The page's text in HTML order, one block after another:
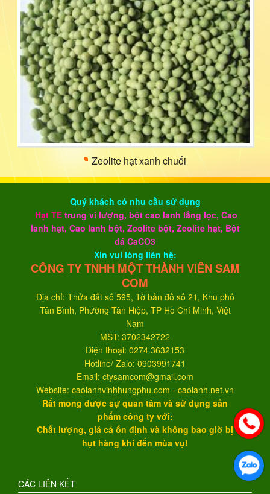
Zeolite hạt xanh chuối
Quý khách có nhu cầu sử dụng
Hạt TE trung vi lượng, bột cao lanh lắng lọc, Cao
lanh hạt, Cao lanh bột, Zeolite bột, Zeolite hạt, Bột
đá CaCO3
Xin vui lòng liên hệ:
CÔNG TY TNHH MỘT THÀNH VIÊN SAM
COM
Địa chỉ: Thửa đất số 595, Tờ bản đồ số 21, Khu phố
Tân Bình, Phường Tân Hiệp, TP Hồ Chí Minh, Việt
Nam
MST: 3702342722
Điện thoại: 0274.3632153
Hotline/ Zalo: 0903991741
Email: ctysamcom@gmail.com
Website: caolanhvinhhungphu.com - caolanh.net.vn
Rất mong được sự quan tâm và sử dụng sản
phẩm công ty với:
Chất lượng, giá cả ổn định và không bao giờ bị
hụt hàng khi đến mùa vụ!
CÁC LIÊN KẾT